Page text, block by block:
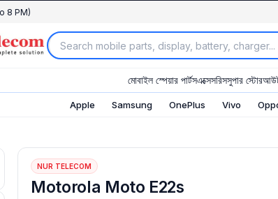
8 PM)
মোবাইল স্পেয়ার পার্টসএক্সেসরিসসুপার স্টোর
Apple Samsung OnePlus Vivo
NUR TELECOM
Motorola Moto E22s